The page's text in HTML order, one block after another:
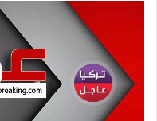
السورية
تسقط